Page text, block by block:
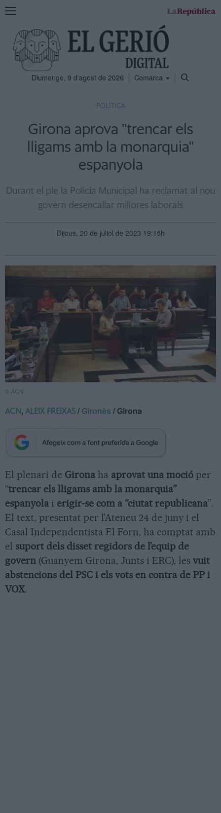
Mostra
navegació
Diumenge, 9 d'agost de 2026 Comarca
POLÍTICA
Girona aprova ''trencar els
lligams amb la monarquia''
espanyola
Durant el ple la Policia Municipal ha reclamat al nou
govern desencallar millores laborals
Dijous, 20 de juliol de 2023 19:15h
© ACN
ACN, ALEIX FREIXAS /Gironès / Girona
El plenari de Girona ha aprovat una moció per
“trencar els lligams amb la monarquia”
espanyola i erigir-se com a “ciutat republicana”.
El text, presentat per l’Ateneu 24 de juny i el
Casal Independentista El Forn, ha comptat amb
el suport dels disset regidors de l’equip de
govern (Guanyem Girona, Junts i ERC), les vuit
abstencions del PSC i els vots en contra de PP i
VOX.